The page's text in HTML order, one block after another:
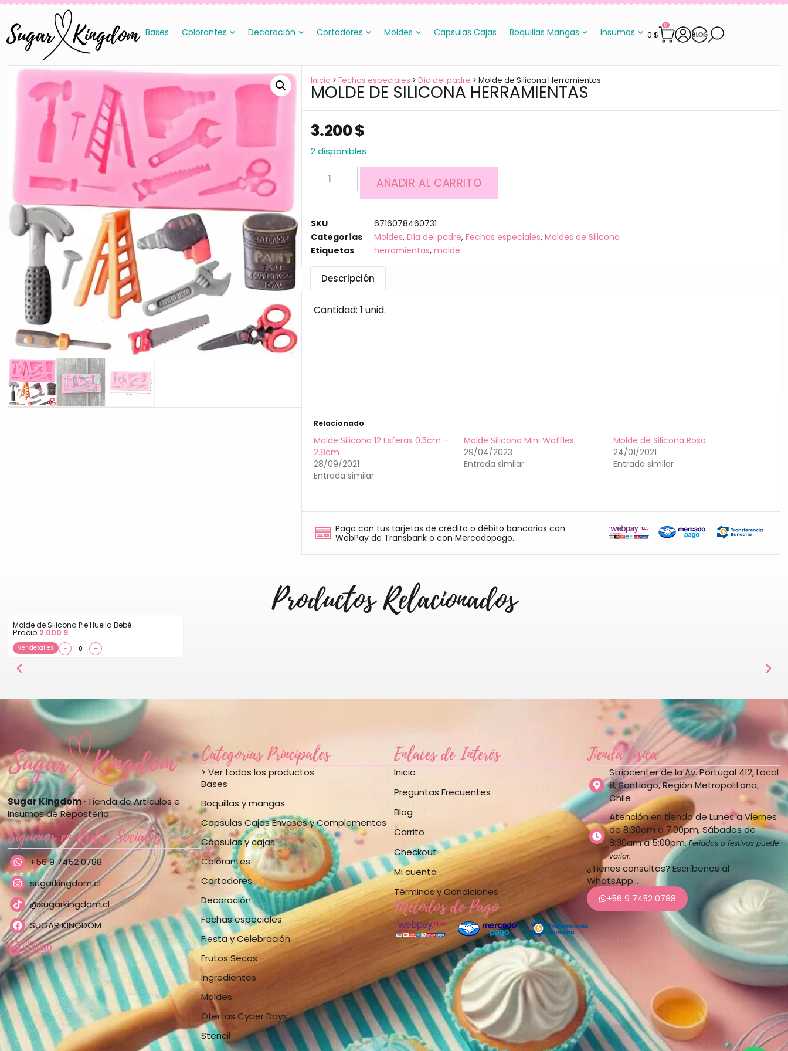
Bases Colorantes Decoración Cortadores Moldes Capsulas Cajas Boquillas Mangas Insumos 0 $
0
Inicio > Fechas especiales > Día del padre > Molde de Silicona Herramientas
MOLDE DE SILICONA HERRAMIENTAS
3.200$
2 disponibles
AÑADIR AL CARRITO
SKU
6716078460731
Categorías
Moldes, Día del padre, Fechas especiales, Moldes de Silicona
Etiquetas
herramientas, molde
Descripción
Cantidad: 1 unid.
Relacionado
Molde Silicona 12 Esferas 0.5cm –
2.8cm
28/09/2021
Entrada similar
Molde Silicona Mini Waffles
29/04/2023
Entrada similar
Molde de Silicona Rosa
24/01/2021
Entrada similar
Paga con tus tarjetas de crédito o débito bancarias con
WebPay de Transbank o con Mercadopago.
Productos Relacionados
Molde de Silicona Pie Huella Bebé
Precio 2.000 $
Ver detalles − +
Sugar Kingdom ·Tienda de Artículos e
Insumos de Repostería
Síguenos en Redes Sociales
+56 9 7452 0788
sugarkingdom.cl
@sugarkingdom.cl
SUGAR KINGDOM
Categorías Principales
> Ver todos los productos
Bases
Boquillas y mangas
Capsulas Cajas Envases y Complementos
Cápsulas y cajas
Colorantes
Cortadores
Decoración
Fechas especiales
Fiesta y Celebración
Frutos Secos
Ingredientes
Moldes
Ofertas Cyber Days
Stencil
Enlaces de Interés
Inicio
Preguntas Frecuentes
Blog
Carrito
Checkout
Mi cuenta
Términos y Condiciones
Métodos de Pago
Tienda física
Stripcenter de la Av. Portugal 412, Local
8, Santiago, Región Metropolitana,
Chile
Atención en tienda de Lunes a Viernes
de 8:30am a 7:00pm, Sábados de
8:30am a 5:00pm.Feriados o festivos puede
variar.
¿Tienes consultas? Escríbenos al
WhatsApp…
+56 9 7452 0788